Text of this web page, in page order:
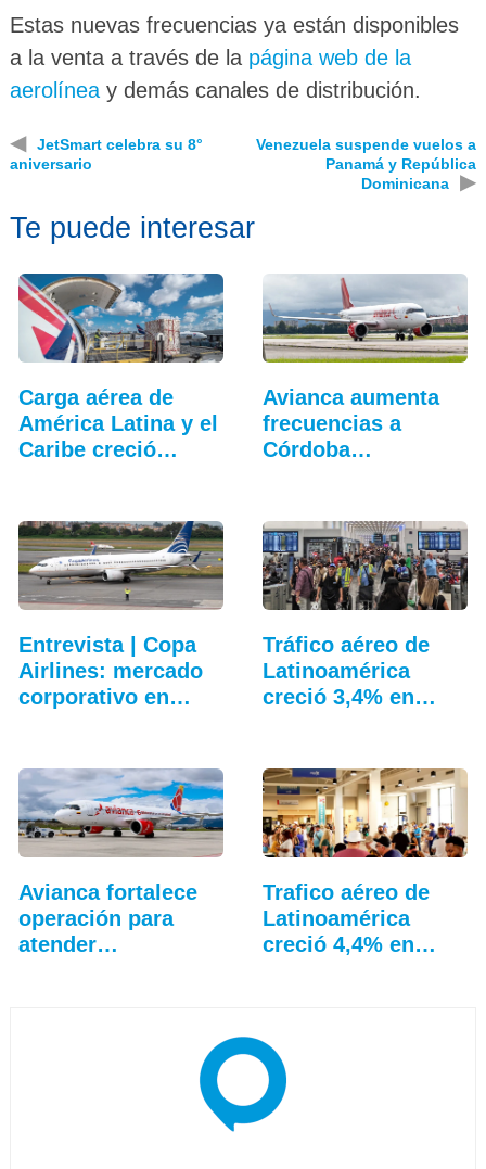
Estas nuevas frecuencias ya están disponibles
a la venta a través de la página web de la
aerolíneay demás canales de distribución.
◀
JetSmart celebra su 8°
aniversario
Venezuela suspende vuelos a
Panamá y República
Dominicana
▶
Te puede interesar
Carga aérea de
América Latina y el
Caribe creció…
Avianca aumenta
frecuencias a
Córdoba
Entrevista | Copa
Airlines: mercado
corporativo en…
Tráfico aéreo de
Latinoamérica
creció 3,4% en
Avianca fortalece
operación para
atender
Trafico aéreo de
Latinoamérica
creció 4,4% en